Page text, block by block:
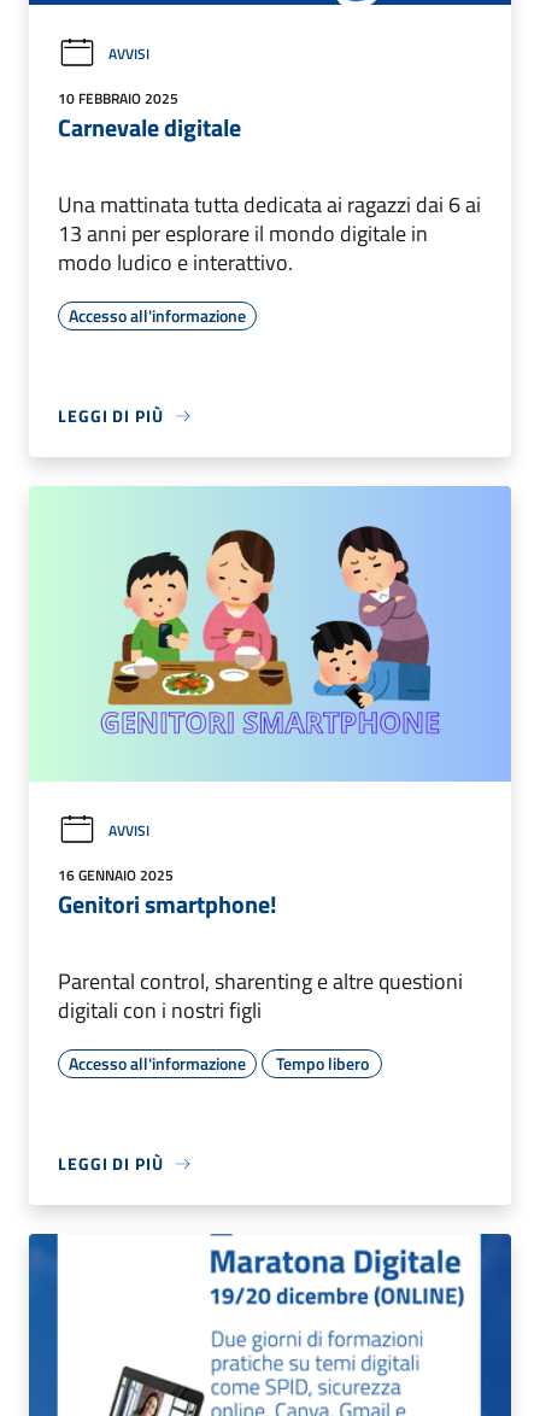
AVVISI
10 FEBBRAIO 2025
Carnevale digitale
Una mattinata tutta dedicata ai ragazzi dai 6 ai
13 anni per esplorare il mondo digitale in
modo ludico e interattivo.
Accesso all'informazione
LEGGI DI PIÙ
AVVISI
16 GENNAIO 2025
Genitori smartphone!
Parental control, sharenting e altre questioni
digitali con i nostri figli
Accesso all'informazione Tempo libero
LEGGI DI PIÙ